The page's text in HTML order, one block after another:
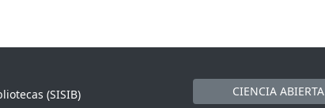
(SISIB)
CIENCIA ABIERTA